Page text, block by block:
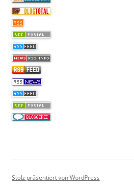
Stolz präsentiert von WordPress